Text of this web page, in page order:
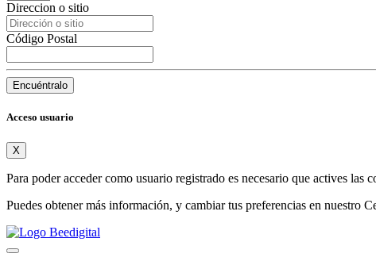
Direccion o sitio
Código Postal
Encuéntralo
Acceso usuario
X
Para poder acceder como usuario registrado es necesario que actives
Puedes obtener más información, y cambiar tus preferencias en nuestro